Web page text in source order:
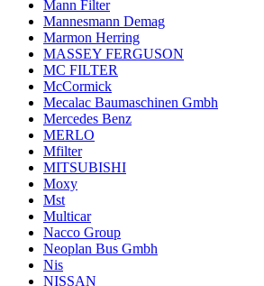
Mann Filter
Mannesmann Demag
Marmon Herring
MASSEY FERGUSON
MC FILTER
McCormick
Mecalac Baumaschinen Gmbh
Mercedes Benz
MERLO
Mfilter
MITSUBISHI
Moxy
Mst
Multicar
Nacco Group
Neoplan Bus Gmbh
Nis
NISSAN